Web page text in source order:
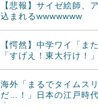
【悲報】サイゼ絵師、
込まれるwwwwwww
【愕然】中学ワイ「ま
「すげえ！東大行け！
海外「まるでタイムス
だ…！」日本の江戸時
ま...